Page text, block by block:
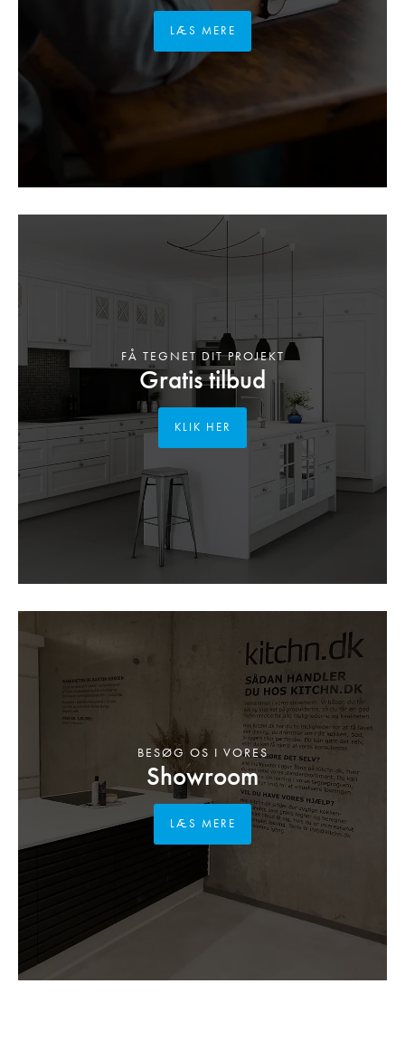
LÆS MERE
Gratis tilbud
FÅ TEGNET DIT PROJEKT
KLIK HER
Showroom
BESØG OS I VORES
LÆS MERE